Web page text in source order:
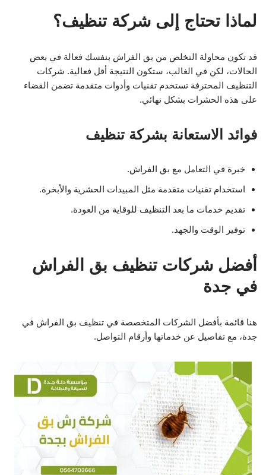
لماذا تحتاج إلى شركة تنظيف؟
قد تكون محاولة التخلص من بق الفراش بنفسك فعالة في بعض
الحالات، لكن في الغالب، ستكون النتيجة أقل فعالية. شركات
التنظيف المحترفة تستخدم تقنيات وأدوات متقدمة تضمن القضاء
على هذه الحشرات بشكل نهائي.
فوائد الاستعانة بشركة تنظيف
خبرة في التعامل مع بق الفراش.
استخدام تقنيات متقدمة مثل المبيدات الحشرية والأبخرة.
تقديم خدمات ما بعد التنظيف للوقاية من العودة.
توفير الوقت والجهد.
أفضل شركات تنظيف بق الفراش
في جدة
هنا قائمة بأفضل الشركات المتخصصة في تنظيف بق الفراش في
جدة، مع تفاصيل عن خدماتها وأرقام التواصل.